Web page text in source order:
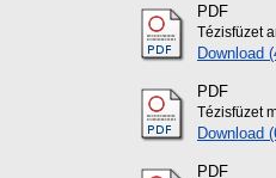
PDF
Tézisfüzet
Download
PDF
Tézisfüzet
Download
PDF